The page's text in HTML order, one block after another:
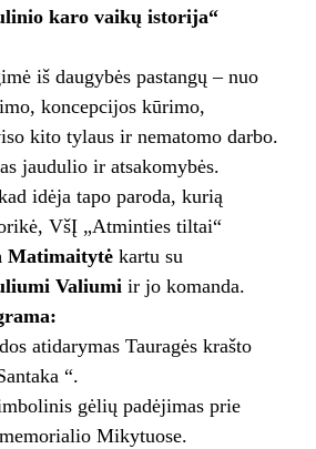
karo vaikų istorija“
iš daugybės pastangų – nuo
koncepcijos kūrimo,
kito tylaus ir nematomo darbo.
jaudulio ir atsakomybės.
idėja tapo paroda, kurią
VšĮ „Atminties tiltai“
Matimaitytėkartu su
Valiumiir jo komanda.
atidarymas Tauragės krašto
“.
gėlių padėjimas prie
Mikytuose.